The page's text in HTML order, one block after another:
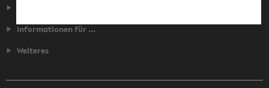
Informationen für ...
Weiteres